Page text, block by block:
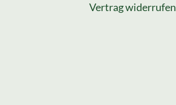
Vertrag widerrufen